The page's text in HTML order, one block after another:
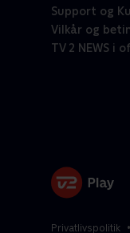
Support og
Vilkår og
TV 2 NEWS i
Privatlivspolitik